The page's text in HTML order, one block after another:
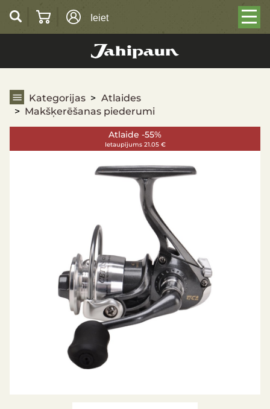
Ieiet
Kategorijas
Atlaides
Makšķerēšanas piederumi
Atlaide -55%
Ietaupījums 21.05 €